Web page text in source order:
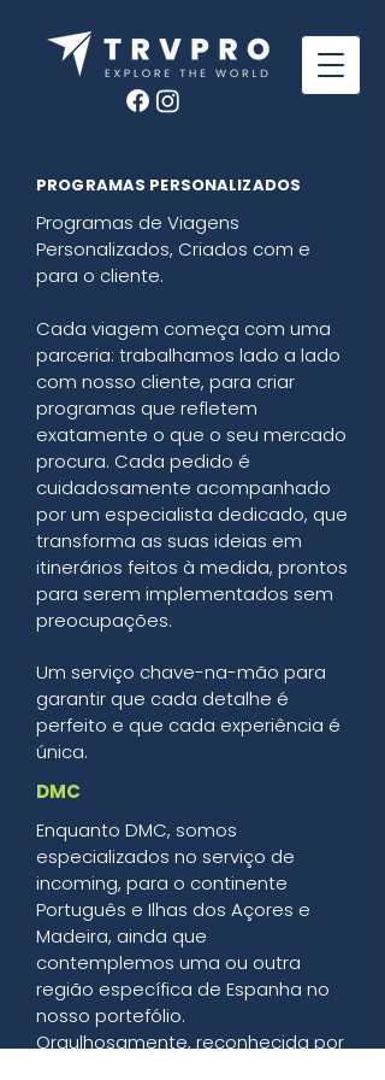
PROGRAMAS PERSONALIZADOS
Programas de Viagens
Personalizados, Criados com e
para o cliente.
Cada viagem começa com uma
parceria: trabalhamos lado a lado
com nosso cliente, para criar
programas que refletem
exatamente o que o seu mercado
procura. Cada pedido é
cuidadosamente acompanhado
por um especialista dedicado, que
transforma as suas ideias em
itinerários feitos à medida, prontos
para serem implementados sem
preocupações.
Um serviço chave-na-mão para
garantir que cada detalhe é
perfeito e que cada experiência é
única.
DMC
Enquanto DMC, somos
especializados no serviço de
incoming, para o continente
Português e Ilhas dos Açores e
Madeira, ainda que
contemplemos uma ou outra
região específica de Espanha no
nosso portefólio.
Orgulhosamente, reconhecida por